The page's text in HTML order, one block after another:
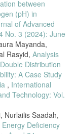
Industrial
7, pp. 1–18, 2020,
“Review Article
Review,” Int. J.
(NO2 dan SO2) dan
Kalianak
394–401, 2018,
A. Daud, “Sulfur
Honai Pollution
Res. Publ., vol.
between
(pH) in
of Advanced
No. 3 (2024): June
Mayanda,
Rasyid, Analysis
Distribution
A Case Study
, International
Technology: Vol.
Nurlailis Saadah,
Deficiency